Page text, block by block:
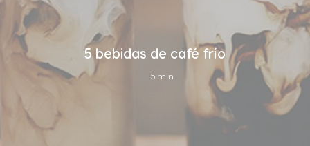
5 bebidas de café frío
5 min